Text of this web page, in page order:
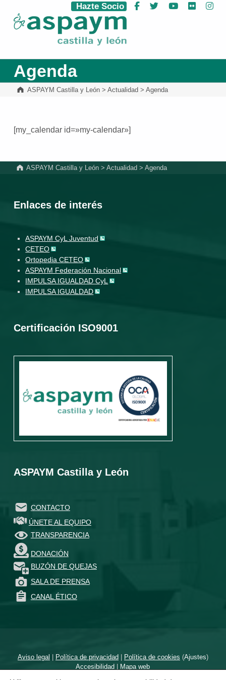
ASPAYM Castilla y León
Hazte Socio Facebook
Twitter YouTube
Flickr
Agenda
ASPAYM Castilla y León> Actualidad > Agenda
[my_calendar id=»my-calendar»]
ASPAYM Castilla y León >Actualidad >Agenda
Enlaces de interés
ASPAYM CyL Juventud
CETEO
Ortopedia CETEO
ASPAYM Federación Nacional
IMPULSA IGUALDAD CyL
IMPULSA IGUALDAD
Certificación ISO9001
ASPAYM Castilla y León
CONTACTO
ÚNETE AL EQUIPO
TRANSPARENCIA
DONACIÓN
BUZÓN DE QUEJAS
SALA DE PRENSA
CANAL ÉTICO
Aviso legal | Política de privacidad| Política de cookies (Ajustes)
Accesibilidad | Mapa web